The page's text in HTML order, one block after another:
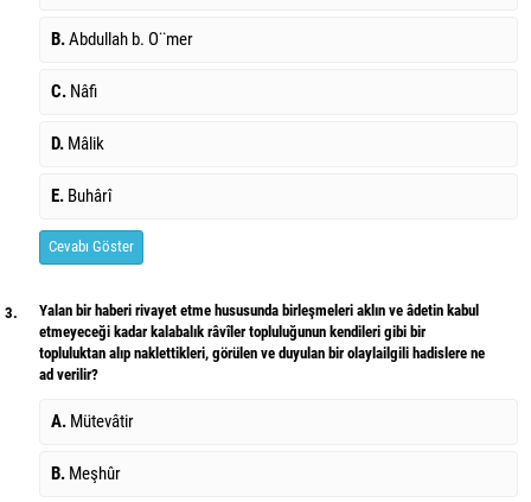
B.Abdullah b. O¨mer
C. Nâfi
D. Mâlik
E. Buhârî
Cevabı Göster
3.
Yalan bir haberi rivayet etme hususunda birleşmeleri aklın ve âdetin kabul
etmeyeceği kadar kalabalık râvîler topluluğunun kendileri gibi bir
topluluktan alıp naklettikleri, görülen ve duyulan bir olaylailgili hadislere ne
ad verilir?
A. Mütevâtir
B. Meşhûr